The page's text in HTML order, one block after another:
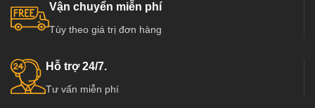
Vận chuyển miễn phí
Tùy theo giá trị đơn hàng
Hỗ trợ 24/7.
Tư vấn miễn phí